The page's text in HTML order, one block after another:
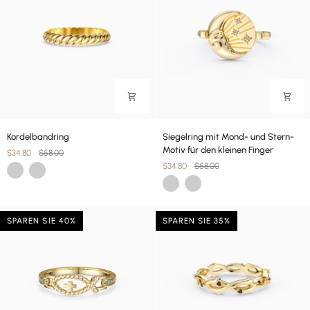
Kordelbandring
Kordelbandring
$34.80 $58.00
Gold Silber
Siegelring
mit
Mond-
und
Stern-
für
den
Siegelring mit Mond- und Stern-
Motiv für den kleinen Finger
$34.80 $58.00
Gold Silber
SPAREN SIE 40% SPAREN SIE 35%